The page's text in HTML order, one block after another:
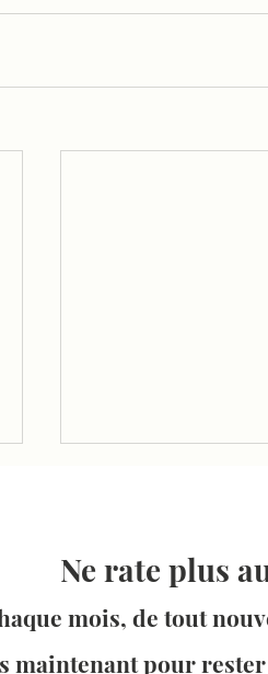
Les études en
Ne rate plus
mois, de tout
maintenant pour